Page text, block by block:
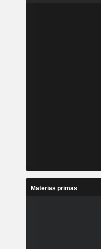
Materias primas